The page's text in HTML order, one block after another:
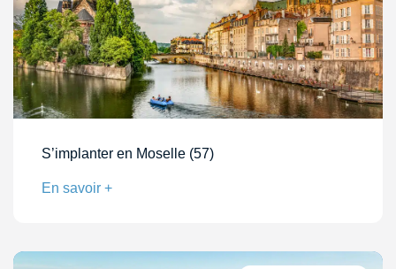
S’implanter en Moselle (57)
En savoir +